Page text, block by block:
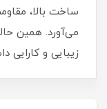
ساخت بالا،
می‌آورد. همین
زیبایی و کارایی